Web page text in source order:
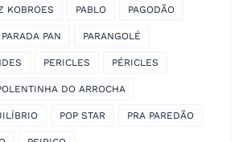
KOBROES PABLO PAGODÃO
PARADA PAN PARANGOLÉ
PERICLES PÉRICLES
DO ARROCHA
POP STAR PRA PAREDÃO